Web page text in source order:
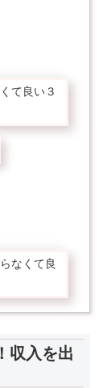
て良い３
なくて良
収入を出